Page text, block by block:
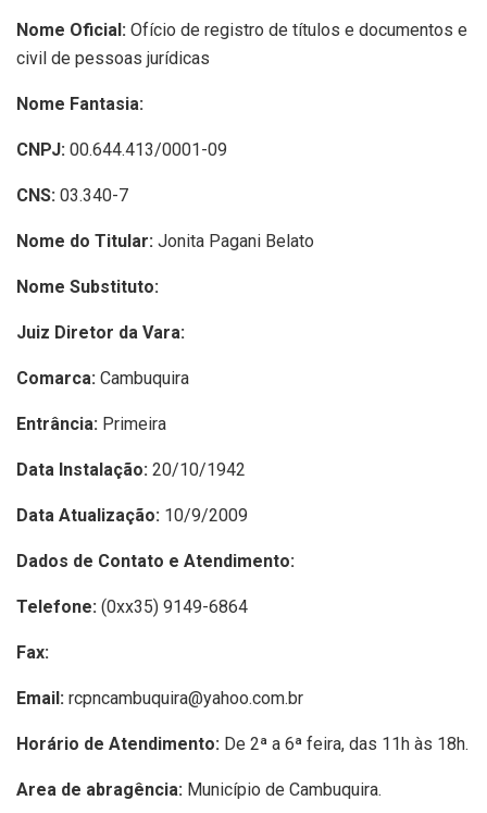
Nome Oficial: Ofício de registro de títulos e documentos e
civil de pessoas jurídicas
Nome Fantasia:
CNPJ: 00.644.413/0001-09
CNS: 03.340-7
Nome do Titular: Jonita Pagani Belato
Nome Substituto:
Juiz Diretor da Vara:
Comarca: Cambuquira
Entrância: Primeira
Data Instalação: 20/10/1942
Data Atualização: 10/9/2009
Dados de Contato e Atendimento:
Telefone: (0xx35) 9149-6864
Fax:
Email: rcpncambuquira@yahoo.com.br
Horário de Atendimento: De 2ª a 6ª feira, das 11h às 18h.
Area de abragência: Município de Cambuquira.